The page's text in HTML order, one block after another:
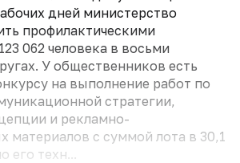
дней министерство
профилактическими
062 человека в восьми
У общественников есть
на выполнение работ по
стратегии,
и рекламно-
материалов с суммой лота в 30,1
его техн...